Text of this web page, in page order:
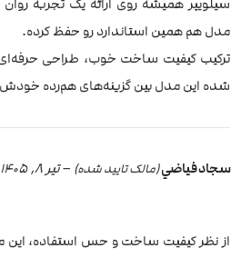
سیلویپر همیشه روی ارائه یک تجربه روان
مدل هم همین استاندارد رو حفظ کرده.
ترکیب کیفیت ساخت خوب، طراحی
شده این مدل بین گزینه‌های هم‌رده خودش
سجاد فياضي(مالک تایید شده) –تیر 8, 1405
از نظر کیفیت ساخت و حس استفاده، این